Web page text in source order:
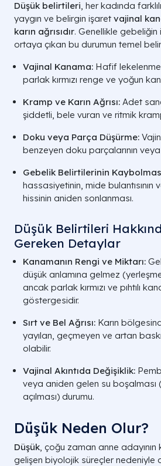
Düşük belirtileri, her kadında
yaygın ve belirgin işaret vajinal
karın ağrısıdır. Genellikle
ortaya çıkan bu durumun temel
Vajinal Kanama: Hafif
parlak kırmızı renge ve yoğun
Kramp ve Karın Ağrısı: Adet
şiddetli, bele vuran ve ritmik
Doku veya Parça Düşürme:
benzeyen doku parçalarının veya
Gebelik Belirtilerinin
hassasiyetinin, mide bulantısının
hissinin aniden sonlanması.
Düşük Belirtileri
Gereken Detaylar
Kanamanın Rengi ve Miktarı:
düşük anlamına gelmez
ancak parlak kırmızı ve pıhtılı
göstergesidir.
Sırt ve Bel Ağrısı: Karın
yayılan, geçmeyen ve artan
olabilir.
Vajinal Akıntıda Değişiklik:
veya aniden gelen su boşalması
açılması) durumu.
Düşük Neden Olur​?
Düşük, çoğu zaman anne adayının
gelişen biyolojik süreçler nedeniyle